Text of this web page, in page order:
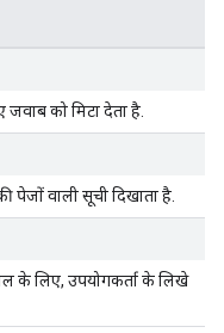
को मिटा देता है.
वाली सूची दिखाता है.
के लिए, उपयोगकर्ता के लिखे